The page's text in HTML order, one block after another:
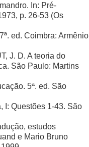
In: Pré-
p. 26-53 (Os
ed. Coimbra: Armênio
J. D. A teoria do
São Paulo: Martins
5ª. ed. São
I: Questões 1-43. São
estudos
e Mario Bruno